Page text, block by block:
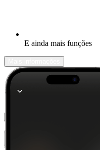
E ainda mais funções